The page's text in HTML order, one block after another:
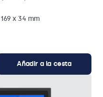
x 34 mm
Añadir a la cesta